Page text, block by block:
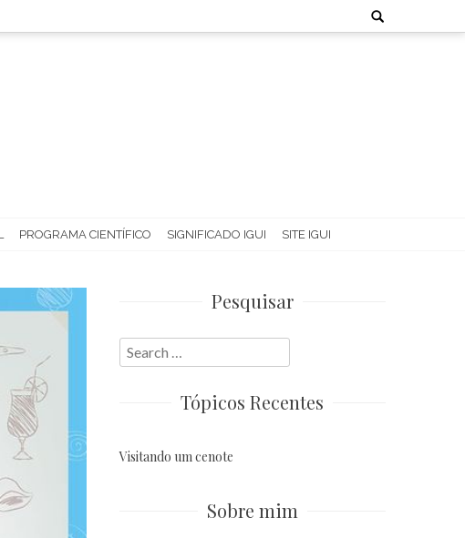
Search
for:
PROGRAMA CIENTÍFICO SIGNIFICADO IGUI SITE IGUI
Pesquisar
Search
for:
Tópicos Recentes
Visitando um cenote
Sobre mim